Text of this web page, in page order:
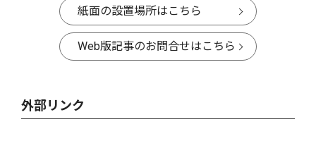
紙面の設置場所はこちら
Web版記事のお問合せはこちら
外部リンク